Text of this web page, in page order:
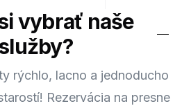
vybrať naše
rýchlo, lacno a jednoducho
Rezervácia na presne